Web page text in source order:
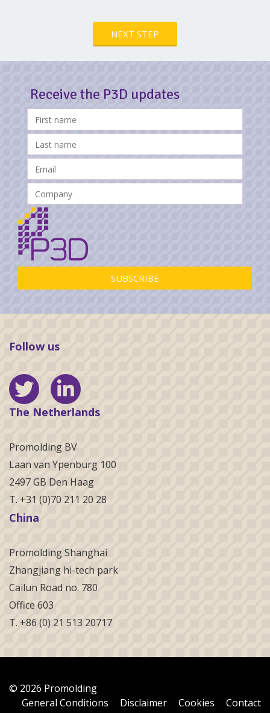
NEXT STEP
Receive the P3D updates
Follow us
The Netherlands
Promolding BV
Laan van Ypenburg 100
2497 GB Den Haag
T. +31 (0)70 211 20 28
China
Promolding Shanghai
Zhangjiang hi-tech park
Cailun Road no. 780
Office 603
T. +86 (0) 21 513 20717
© 2026 Promolding
General Conditions
Disclaimer Cookies Contact